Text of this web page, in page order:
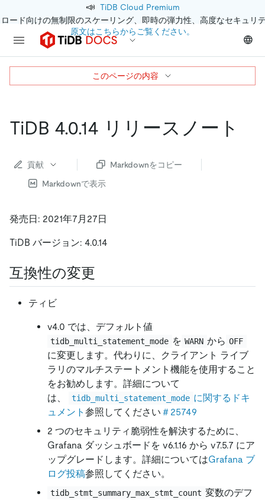
📣 TiDB Cloud Premium
ード向けの無制限のスケーリング、即時の弾力性、高度なセキュリ
原文はこちらからご覧ください。
TiDB 4.0.14 リリースノート
貢献
Markdownをコピー
Markdownで表示
発売日: 2021年7月27日
TiDB バージョン: 4.0.14
互換性の変更
ティビ
v4.0 では、デフォルト値
tidb_multi_statement_mode を WARN から OFF
に変更します。代わりに、クライアント ライブ
ラリのマルチステートメント機能を使用すること
をお勧めします。詳細について
は、
tidb_multi_statement_mode に関するドキ
ュメント 参照してください ＃25749
2 つのセキュリティ脆弱性を解決するために、
Grafana ダッシュボードを v6.1.16 から v7.5.7 にア
ップグレードします。詳細についてはGrafana ブ
ログ投稿参照してください。
tidb_stmt_summary_max_stmt_count 変数のデフ
このページの内容